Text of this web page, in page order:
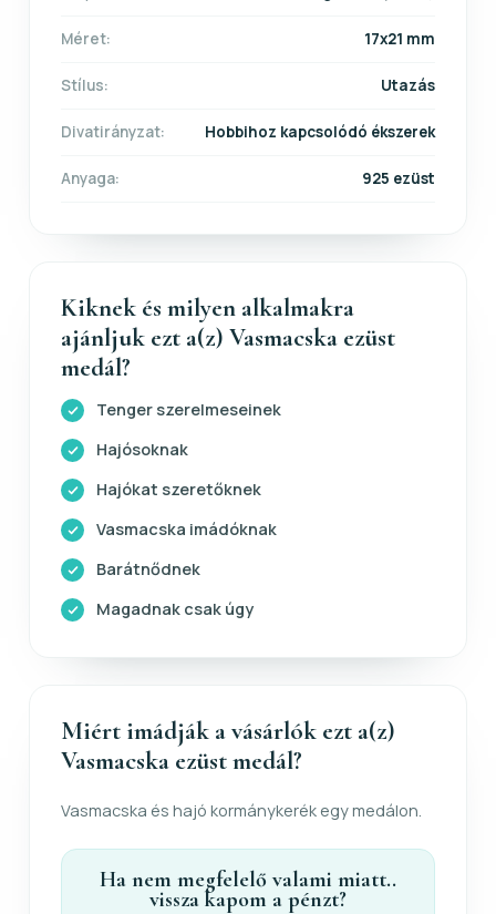
Méret: 17x21 mm
Stílus: Utazás
Divatirányzat: Hobbihoz kapcsolódó ékszerek
Anyaga: 925 ezüst
Kiknek és milyen alkalmakra
ajánljuk ezt a(z) Vasmacska ezüst
medál?
Tenger szerelmeseinek
Hajósoknak
Hajókat szeretőknek
Vasmacska imádóknak
Barátnődnek
Magadnak csak úgy
Miért imádják a vásárlók ezt a(z)
Vasmacska ezüst medál?
Vasmacska és hajó kormánykerék egy medálon.
Ha nem megfelelő valami miatt..
vissza kapom a pénzt?